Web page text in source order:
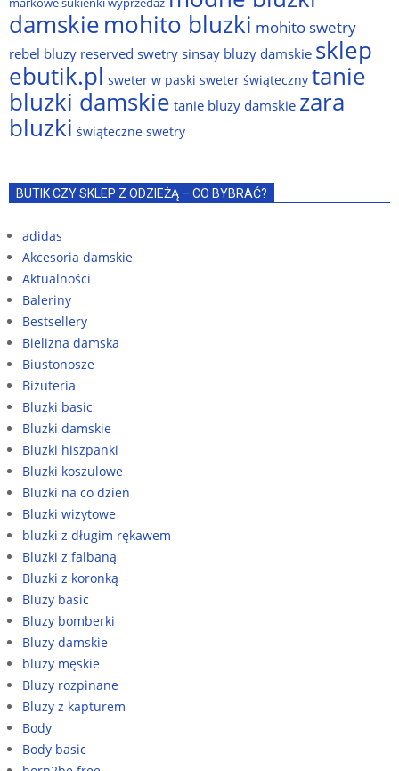
damskiemohito bluzki mohito swetry
rebel bluzy reserved swetrysinsay bluzy damskie sklep
ebutik.pl sweter w paski sweter świąteczny tanie
bluzki damskie tanie bluzy damskie zara
bluzki świąteczne swetry
BUTIK CZY SKLEP Z ODZIEŻĄ – CO BYBRAĆ?
adidas
Akcesoria damskie
Aktualności
Baleriny
Bestsellery
Bielizna damska
Biustonosze
Biżuteria
Bluzki basic
Bluzki damskie
Bluzki hiszpanki
Bluzki koszulowe
Bluzki na co dzień
Bluzki wizytowe
bluzki z długim rękawem
Bluzki z falbaną
Bluzki z koronką
Bluzy basic
Bluzy bomberki
Bluzy damskie
bluzy męskie
Bluzy rozpinane
Bluzy z kapturem
Body
Body basic